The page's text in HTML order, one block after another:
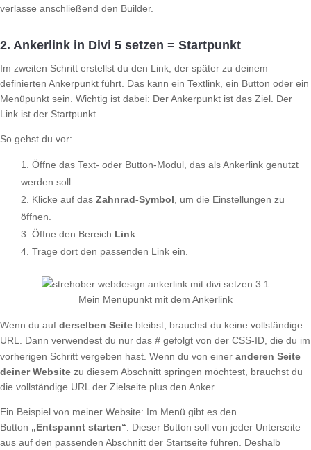
verlasse anschließend den Builder.
2. Ankerlink in Divi 5 setzen = Startpunkt
Im zweiten Schritt erstellst du den Link, der später zu deinem
definierten Ankerpunkt führt. Das kann ein Textlink, ein Button oder ein
Menüpunkt sein. Wichtig ist dabei: Der Ankerpunkt ist das Ziel. Der
Link ist der Startpunkt.
So gehst du vor:
Öffne das Text- oder Button-Modul, das als Ankerlink genutzt
werden soll.
Klicke auf das Zahnrad-Symbol, um die Einstellungen zu
öffnen.
Öffne den Bereich Link.
Trage dort den passenden Link ein.
Mein Menüpunkt mit dem Ankerlink
Wenn du auf derselben Seite bleibst, brauchst du keine vollständige
URL. Dann verwendest du nur das # gefolgt von der CSS-ID, die du im
vorherigen Schritt vergeben hast. Wenn du von einer anderen Seite
deiner Website zu diesem Abschnitt springen möchtest, brauchst du
die vollständige URL der Zielseite plus den Anker.
Ein Beispiel von meiner Website: Im Menü gibt es den
Button „Entspannt starten“ . Dieser Button soll von jeder Unterseite
aus auf den passenden Abschnitt der Startseite führen. Deshalb